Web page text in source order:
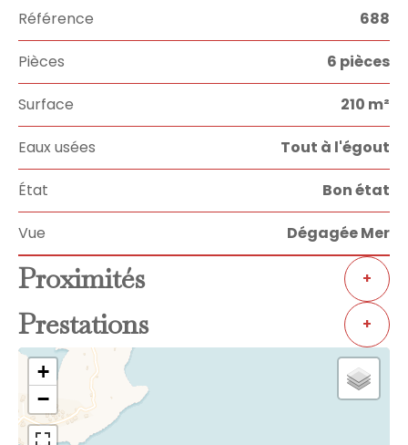
Référence 688
Pièces 6 pièces
Surface 210 m²
Eaux usées Tout à l'égout
État Bon état
Vue Dégagée Mer
Proximités +
Prestations +
+
−